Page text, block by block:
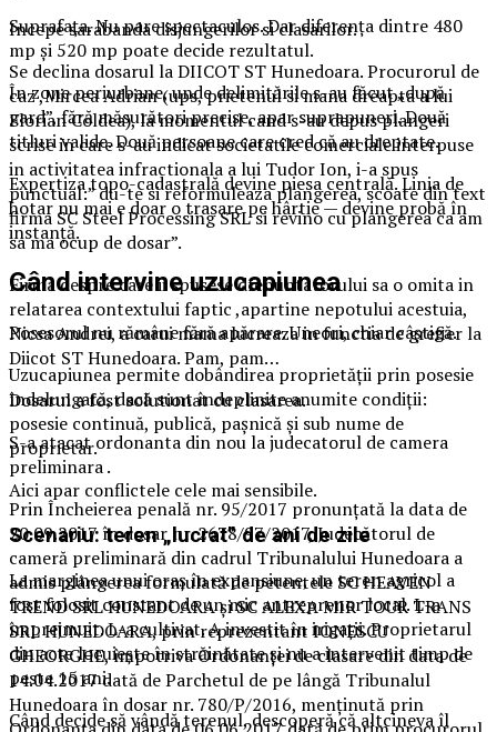
Incepe sarabanda disjungerilor si clasarilor.
Se declina dosarul la DIICOT ST Hunedoara. Procurorul de
caz ,Mircea Adrian (ups, prietenul si mana dreapta a lui
Florian Coldea), la momentul cand s-au depus plangeri
scrise in care s-au indicat societatile comerciale interpuse
in activitatea infractionala a lui Tudor Ion, i-a spus
punctual:” du-te si reformuleaza plangerea, scoate din text
firma SC Steel Processing SRL si revino cu plangerea ca am
sa ma ocup de dosar”.
Firma despre care ii spusese dfenuntatorului sa o omita in
relatarea contextului faptic ,apartine nepotului acestuia,
Nicsa Andrei, a carui mama lucreaza in functia de grefier la
Diicot ST Hunedoara. Pam, pam…
Dosarul a fost solutionat cu clasarea.
S-a atacat ordonanta din nou la judecatorul de camera
preliminara .
Prin Încheierea penală nr. 95/2017 pronunțată la data de
20.09.2017 în dosar nr. 2678/97/2017, Judecătorul de
cameră preliminară din cadrul Tribunalului Hunedoara a
admis plângerea formulată de petentele SC HEAVEN
TREND SRL HUNEDOARA şi SC ALEXA MIR TOUR TRANS
SRL HUNEDOARA, prin reprezentant IONESCU
GHEORGHE, împotriva Ordonanţei de clasare din data de
14.04.2017 dată de Parchetul de pe lângă Tribunalul
Hunedoara în dosar nr. 780/P/2016, menţinută prin
Suprafața. Nu pare spectaculos. Dar diferența dintre 480
mp și 520 mp poate decide rezultatul.
În zone periurbane, unde delimitările s-au făcut „după
gard”, fără măsurători precise, apar suprapuneri. Două
titluri valide. Două persoane care cred că au dreptate.
Expertiza topo-cadastrală devine piesa centrală. Linia de
hotar nu mai e doar o trasare pe hârtie — devine probă în
instanță.
Când intervine uzucapiunea
Posesorul nu rămâne fără apărare. Uneori, chiar câștigă.
Uzucapiunea permite dobândirea proprietății prin posesie
îndelungată, dacă sunt îndeplinite anumite condiții:
posesie continuă, publică, pașnică și sub nume de
proprietar.
Aici apar conflictele cele mai sensibile.
Scenariu: teren „lucrat” de ani de zile
La marginea unui oraș în expansiune, un teren agricol a
fost folosit constant de un mic antreprenor local. L-a
împrejmuit. L-a cultivat. A investit în irigații. Proprietarul
din acte locuiește în străinătate și nu a intervenit timp de
peste 15 ani.
Când decide să vândă terenul, descoperă că altcineva îl